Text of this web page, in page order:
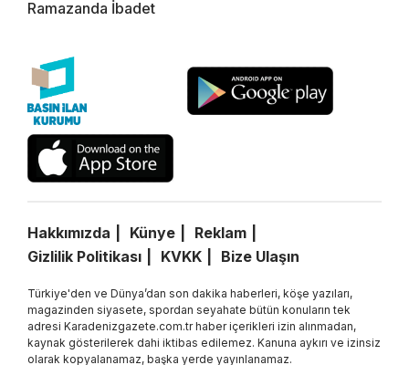
Ramazanda İbadet
Hakkımızda Künye
Reklam
Gizlilik Politikası
KVKK Bize Ulaşın
Türkiye'den ve Dünya’dan son dakika haberleri, köşe yazıları,
magazinden siyasete, spordan seyahate bütün konuların tek
adresi Karadenizgazete.com.tr haber içerikleri izin alınmadan,
kaynak gösterilerek dahi iktibas edilemez. Kanuna aykırı ve izinsiz
olarak kopyalanamaz, başka yerde yayınlanamaz.